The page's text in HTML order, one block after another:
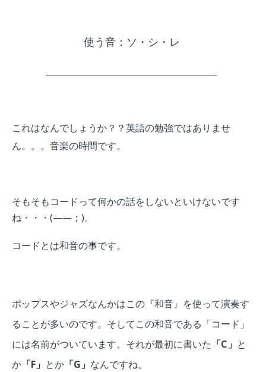
使う音：ソ・シ・レ
これはなんでしょうか？？英語の勉強ではありませ
ん。。。音楽の時間です。
そもそもコードって何かの話をしないといけないです
ね・・・(——；)。
コードとは和音の事です。
ポップスやジャズなんかはこの『和音』を使って演奏す
ることが多いのです。そしてこの和音である「コード」
には名前がついています。それが最初に書いた 「C」 と
か 「F」 とか 「G」 なんですね。